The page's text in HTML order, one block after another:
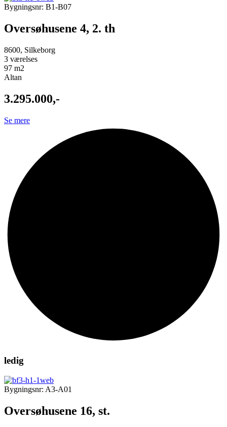
Bygningsnr: B1-B07
Oversøhusene 4, 2. th
8600, Silkeborg
3 værelses
97 m2
Altan
3.295.000,-
Se mere
ledig
Bygningsnr: A3-A01
Oversøhusene 16, st.